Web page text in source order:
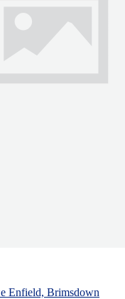
Enfield, Brimsdown